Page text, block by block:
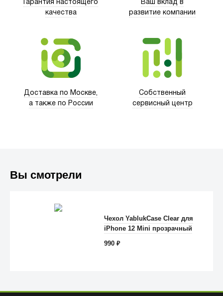
Anker
Гарантия настоящего
качества
Ваш вклад в
развитие компании
Доставка по Москве,
а также по России
Собственный
сервисный центр
Вы смотрели
Чехол YablukСase Clear для
iPhone 12 Mini прозрачный
990₽